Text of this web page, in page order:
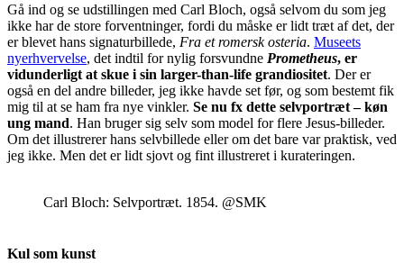
Gå ind og se udstillingen med Carl Bloch, også selvom du som jeg
ikke har de store forventninger, fordi du måske er lidt træt af det, der
er blevet hans signaturbillede, Fra et romersk osteria. Museets
nyerhvervelse, det indtil for nylig forsvundne Prometheus, er
vidunderligt at skue i sin larger-than-life grandiositet. Der er
også en del andre billeder, jeg ikke havde set før, og som bestemt fik
mig til at se ham fra nye vinkler. Se nu fx dette selvportræt – køn
ung mand. Han bruger sig selv som model for flere Jesus-billeder.
Om det illustrerer hans selvbillede eller om det bare var praktisk, ved
jeg ikke. Men det er lidt sjovt og fint illustreret i kurateringen.
Carl Bloch: Selvportræt. 1854. @SMK
Kul som kunst